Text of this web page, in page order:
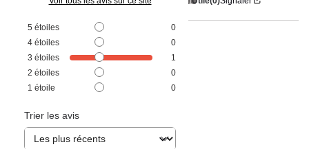
5 étoiles
0
4 étoiles
0
3 étoiles
1
2 étoiles
0
1 étoile 0
Trier les avis